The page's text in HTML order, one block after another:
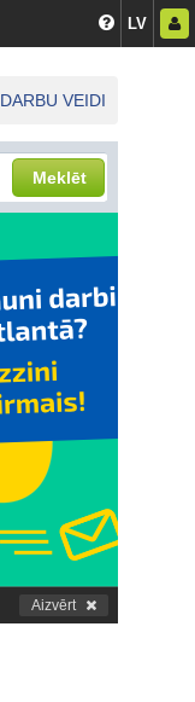
LV
DARBU VEIDI
Meklēt
Aizvērt